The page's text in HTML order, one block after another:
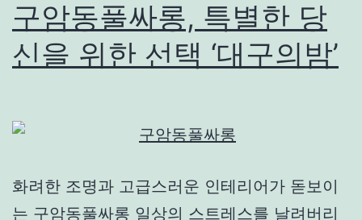
구암동풀싸롱, 특별한 당
신을 위한 선택 ‘대구의밤’
화려한 조명과 고급스러운 인테리어가 돋보이
는 구암동풀싸롱 일상의 스트레스를 날려버리